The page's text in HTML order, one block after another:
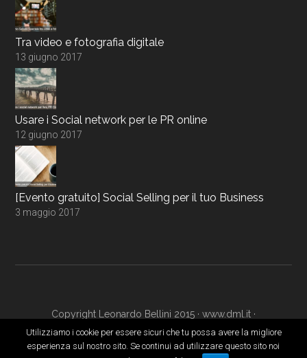
Tra video e fotografia digitale
13 giugno 2017
Usare i Social network per le PR online
12 giugno 2017
[Evento gratuito] Social Selling per il tuo Business
3 maggio 2017
Copyright Leonardo Bellini 2015 · www.dml.it ·
www.digitalmarketingacademy.it· Login
Utilizziamo i cookie per essere sicuri che tu possa avere la migliore
esperienza sul nostro sito. Se continui ad utilizzare questo sito noi